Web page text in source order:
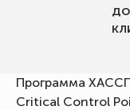
Программа ХАССП
Critical Control